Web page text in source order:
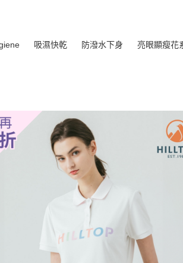
吸濕快乾 防潑水下身 亮眼顯瘦花